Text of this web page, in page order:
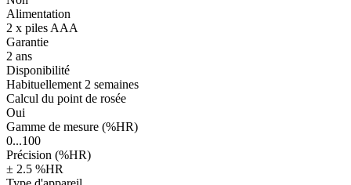
Alimentation
2 x piles AAA
Garantie
2 ans
Disponibilité
Habituellement 2 semaines
Calcul du point de rosée
Oui
Gamme de mesure (%HR)
0...100
Précision (%HR)
± 2.5 %HR